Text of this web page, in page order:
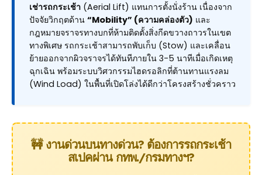
เช่ารถกระเช้า (Aerial Lift) แทนการตั้งนั่งร้าน เนื่องจาก
ปัจจัยวิกฤตด้าน “Mobility” (ความคล่องตัว) และ
กฎหมายจราจรทางบกที่ห้ามติดตั้งสิ่งกีดขวางถาวรในเขต
ทางพิเศษ รถกระเช้าสามารถพับเก็บ (Stow) และเคลื่อน
ย้ายออกจากผิวจราจรได้ทันทีภายใน 3-5 นาทีเมื่อเกิดเหตุ
ฉุกเฉิน พร้อมระบบวิศวกรรมไฮดรอลิกที่ต้านทานแรงลม
(Wind Load) ในพื้นที่เปิดโล่งได้ดีกว่าโครงสร้างชั่วคราว
🚧 งานด่วนบนทางด่วน? ต้องการรถกระเช้า
สเปคผ่าน กทพ./กรมทางฯ?